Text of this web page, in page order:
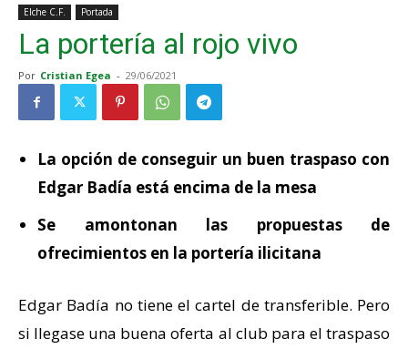
Elche C.F. Portada
La portería al rojo vivo
Por Cristian Egea - 29/06/2021
La opción de conseguir un buen traspaso con
Edgar Badía está encima de la mesa
Se amontonan las propuestas de
ofrecimientos en la portería ilicitana
Edgar Badía no tiene el cartel de transferible. Pero
si llegase una buena oferta al club para el traspaso